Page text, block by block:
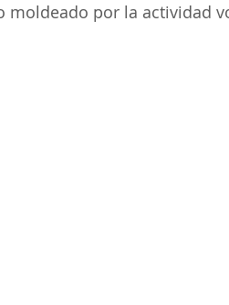
moldeado por la actividad